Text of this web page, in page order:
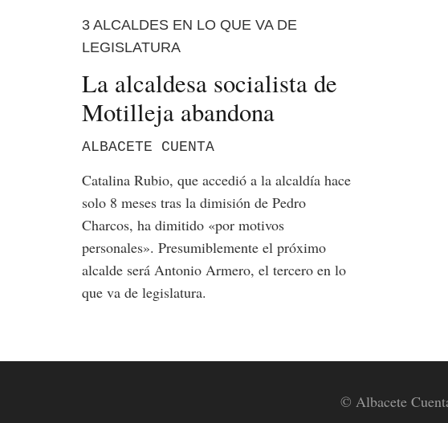
3 ALCALDES EN LO QUE VA DE
LEGISLATURA
La alcaldesa socialista de
Motilleja abandona
ALBACETE CUENTA
Catalina Rubio, que accedió a la alcaldía hace
solo 8 meses tras la dimisión de Pedro
Charcos, ha dimitido «por motivos
personales». Presumiblemente el próximo
alcalde será Antonio Armero, el tercero en lo
que va de legislatura.
© Albacete